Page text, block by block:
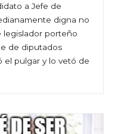
a Jefe de
digna no
legislador porteño
de diputados
el pulgar y lo vetó de